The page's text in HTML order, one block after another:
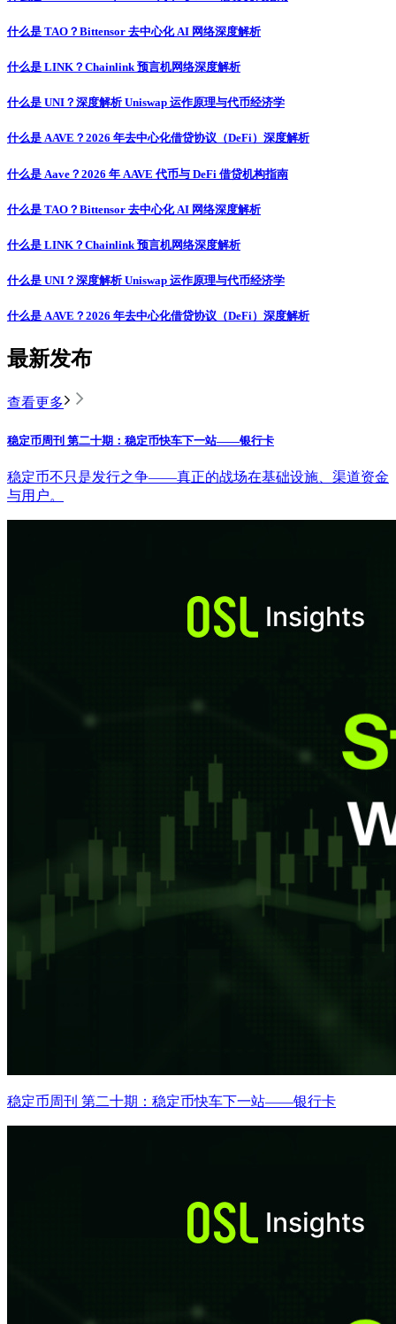
什么是 TAO？Bittensor 去中心化 AI 网络深度解析
什么是 LINK？Chainlink 预言机网络深度解析
什么是 UNI？深度解析 Uniswap 运作原理与代币经济学
什么是 AAVE？2026 年去中心化借贷协议（DeFi）深度解析
什么是 Aave？2026 年 AAVE 代币与 DeFi 借贷机构指南
什么是 TAO？Bittensor 去中心化 AI 网络深度解析
什么是 LINK？Chainlink 预言机网络深度解析
什么是 UNI？深度解析 Uniswap 运作原理与代币经济学
什么是 AAVE？2026 年去中心化借贷协议（DeFi）深度解析
最新发布
查看更多
稳定币周刊 第二十期：稳定币快车下一站——银行卡
稳定币不只是发行之争——真正的战场在基础设施、渠道资金
与用户。
稳定币周刊 第二十期：稳定币快车下一站——银行卡